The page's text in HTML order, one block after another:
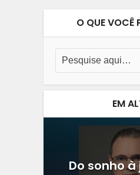
O QUE VOCÊ
EM
Do sonho